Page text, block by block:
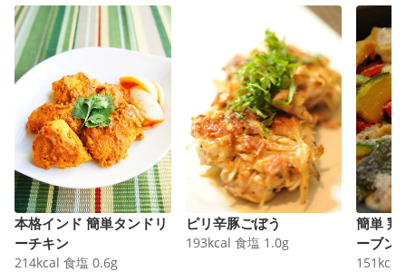
本格インド 簡単タンドリ
ーチキン
214kcal 食塩 0.6g
ピリ辛豚ごぼう
193kcal 食塩 1.0g
簡単 鶏
ーブン
151 kcal